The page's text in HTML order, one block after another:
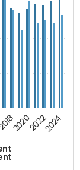
202020222024